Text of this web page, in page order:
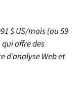
$ US/mois (ou 59
offre des
d’analyse Web et